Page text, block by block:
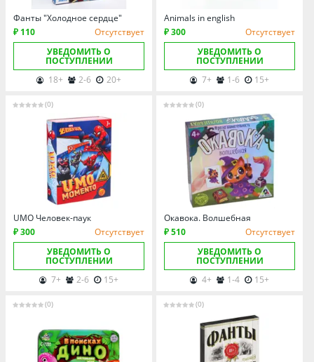
Ставропольский край
Тамбовская область
Татарстан
Тверская область
Томская область
Тюменская область
Удмуртия
Ульяновская область
Фанты "Холодное сердце"
₽ 110
Отсутствует
УВЕДОМИТЬ О
ПОСТУПЛЕНИИ
18+
2-6 20+
Animals in english
₽ 300
Отсутствует
УВЕДОМИТЬ О
ПОСТУПЛЕНИИ
7+
1-6 15+
(0)
UMO Человек-паук
₽ 300
Отсутствует
УВЕДОМИТЬ О
ПОСТУПЛЕНИИ
7+
2-6 15+
(0)
Окавока. Волшебная
₽ 510
Отсутствует
УВЕДОМИТЬ О
ПОСТУПЛЕНИИ
4+
1-4 15+
(0) (0)